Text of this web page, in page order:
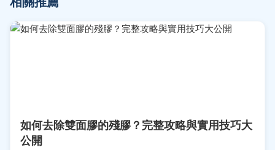
如何去除雙面膠的殘膠？完整攻略與實用技巧大
公開